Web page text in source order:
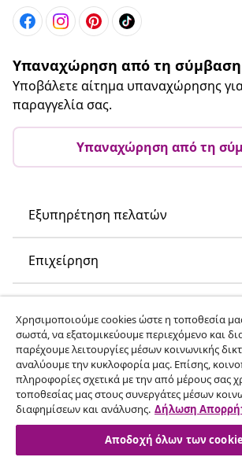
Υπαναχώρηση από τη σύμβαση
Υποβάλετε αίτημα υπαναχώρησης
παραγγελία σας.
Υπαναχώρηση από τη
Εξυπηρέτηση πελατών
Επιχείρηση
Ανακαλύψτε περισσότερα
Χρησιμοποιούμε cookies ώστε η τοποθεσία
σωστά, να εξατομικεύουμε περιεχόμενο και
παρέχουμε λειτουργίες μέσων κοινωνικής
αναλύουμε την κυκλοφορία μας. Επίσης,
πληροφορίες σχετικά με την από μέρους σας
τοποθεσίας μας στους συνεργάτες μέσων
διαφημίσεων και ανάλυσης. Δήλωση
Αποδοχή όλων των